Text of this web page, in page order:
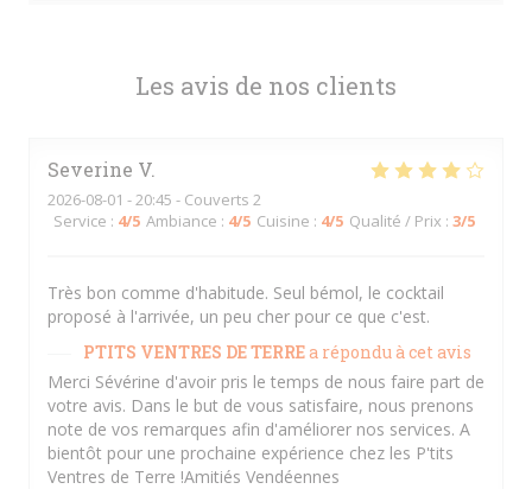
Les avis de nos clients
Severine V
2026-08-01 - 20:45 - Couverts 2
Service : 4/5 Ambiance : 4/5 Cuisine : 4/5 Qualité / Prix : 3/5
Très bon comme d'habitude. Seul bémol, le cocktail
proposé à l'arrivée, un peu cher pour ce que c'est.
PTITS VENTRES DE TERREa répondu à cet avis
Merci Sévérine d'avoir pris le temps de nous faire part de
votre avis. Dans le but de vous satisfaire, nous prenons
note de vos remarques afin d'améliorer nos services. A
bientôt pour une prochaine expérience chez les P'tits
Ventres de Terre !Amitiés Vendéennes